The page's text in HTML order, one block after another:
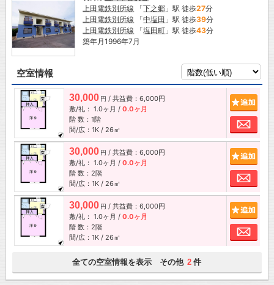
上田電鉄別所線 「下之郷 」駅 徒歩27分
上田電鉄別所線 「中塩田 」駅 徒歩39分
上田電鉄別所線 「塩田町 」駅 徒歩43分
築年月1996年7月
空室情報
30,000 円 / 共益費：6,000円
敷/礼： 1.0ヶ月 / 0.0ヶ月
階 数：1階
間/広：1K / 26㎡
お
30,000 円 / 共益費：6,000円
敷/礼： 1.0ヶ月 / 0.0ヶ月
階 数：2階
間/広：1K / 26㎡
お
30,000 円 / 共益費：6,000円
敷/礼： 1.0ヶ月 / 0.0ヶ月
階 数：2階
間/広：1K / 26㎡
お
全ての空室情報を表示 その他 2 件